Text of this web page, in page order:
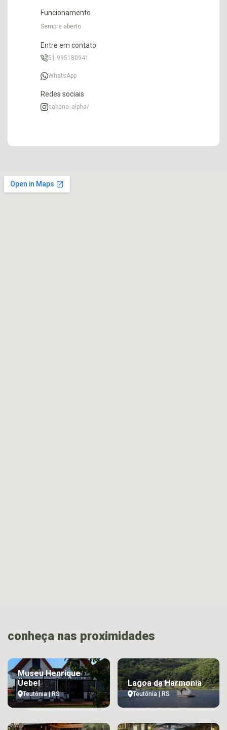
Funcionamento
Sempre aberto
Entre em contato
51 995180941
WhatsApp
Redes sociais
cabana_alpha/
conheça nas proximidades
Museu Henrique
Üebel
Teutônia | RS
Lagoa da Harmonia
Teutônia | RS